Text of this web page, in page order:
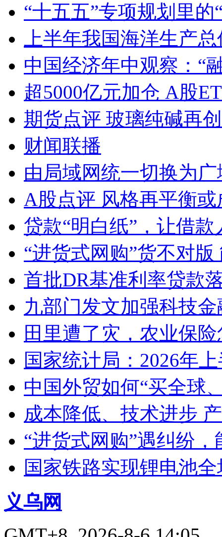
“十五五”专项规划里的
上半年我国海洋生产
中国经济年中观察：“
超5000亿元加仓 A股
期货点评 玻璃纯碱再
财闻联播
由局域网统一切换为
A股点评 风格再平衡或
贷款“明白纸”，让借款
“进货式网购”货不对
首批DR基准利率贷款
九部门发文加强科技
田里遭了灾，农业保
国家统计局：2026年
中国外贸如何“买全球
成本降低、技术进步
“进货式网购”遇纠纷
国家铁路实现锂电池
义乌网